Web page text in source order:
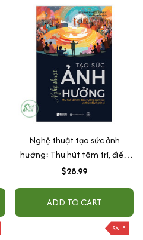
Nghệ thuật tạo sức ảnh
hưởng: Thu hút tâm trí, điều
hướng cảm xúc và thúc đẩy
$28.99
ADD TO CART
SALE